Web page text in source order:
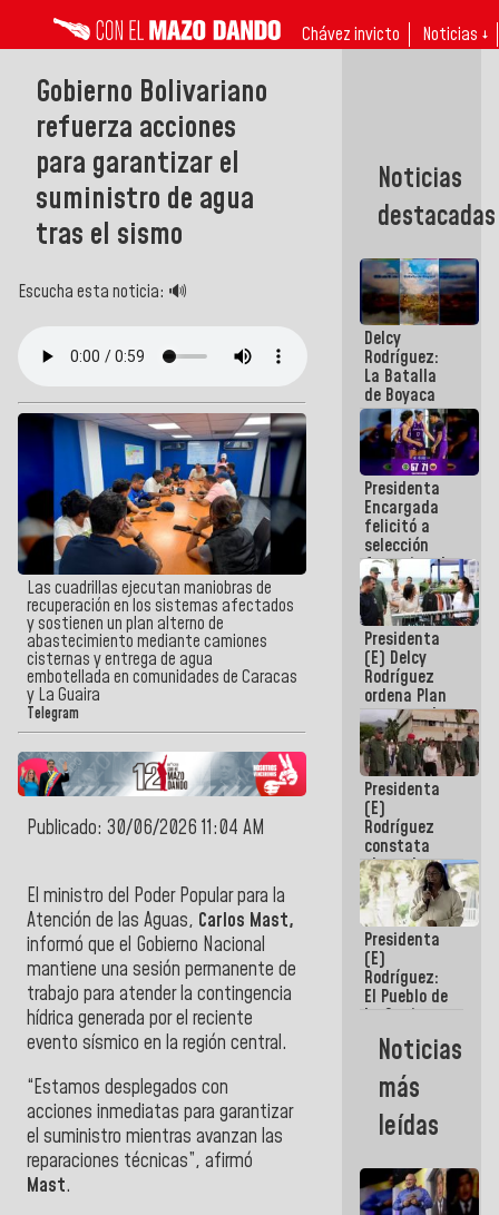
Chávez invicto Noticias ↓
Gobierno Bolivariano
refuerza acciones
para garantizar el
suministro de agua
tras el sismo
Escucha esta noticia: 🔊
Las cuadrillas ejecutan maniobras de
recuperación en los sistemas afectados
y sostienen un plan alterno de
abastecimiento mediante camiones
cisternas y entrega de agua
embotellada en comunidades de Caracas
y La Guaira
Telegram
Publicado: 30/06/2026 11:04 AM
El ministro del Poder Popular para la
Atención de las Aguas, Carlos Mast,
informó que el Gobierno Nacional
mantiene una sesión permanente de
trabajo para atender la contingencia
hídrica generada por el reciente
evento sísmico en la región central.
“Estamos desplegados con
acciones inmediatas para garantizar
el suministro mientras avanzan las
reparaciones técnicas”, afirmó
Mast.
Noticias
destacadas
Delcy
Rodríguez:
La Batalla
de Boyaca
representa
un capítulo
decisivo en
la gesta
emancipadora
de nuestra
América
Presidenta
Encargada
felicitó a
selección
femenina de
baloncesto
por su
clasificación
a la
AmeriCup
2027
Presidenta
(E) Delcy
Rodríguez
ordena Plan
maestro de
desarrollo
logístico y
turístico
para La
Guaira
Presidenta
(E)
Rodríguez
constata
obras de
rehabilitación
de Escuela
Militar de
Mamo en La
Guaira
Presidenta
(E)
Rodríguez:
El Pueblo de
La Guaira
siempre
estará
acompañada
por el
Gobierno
Nacional
Noticias
más
leídas